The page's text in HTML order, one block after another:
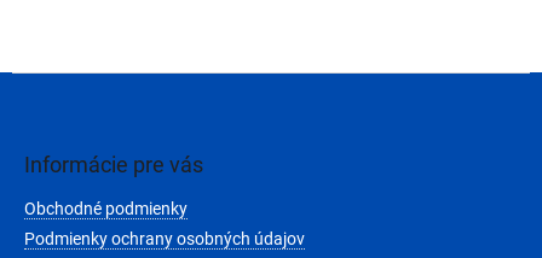
Informácie pre vás
Obchodné podmienky
Podmienky ochrany osobných údajov